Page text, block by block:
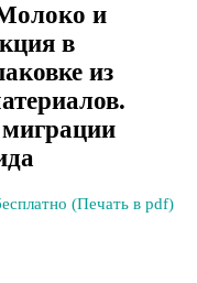
и
в
из
(Печать в pdf)